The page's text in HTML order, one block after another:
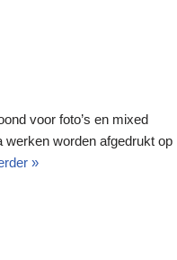
voor foto’s en mixed
werken worden afgedrukt op
»